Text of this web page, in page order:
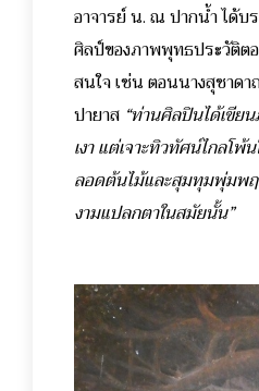
อาจารย์ น. ณ ปากน้ำ ได้บ
ศิลป์ของภาพพุทธประวัติต
สนใจ เช่น ตอนนางสุชาดา
ปายาส “ท่านศิลปินได้เขีย
เงา แต่เจาะทิวทัศน์ไกลโพ้
ลอดต้นไม้และสุมทุมพุ่มพ
งามแปลกตาในสมัยนั้น”